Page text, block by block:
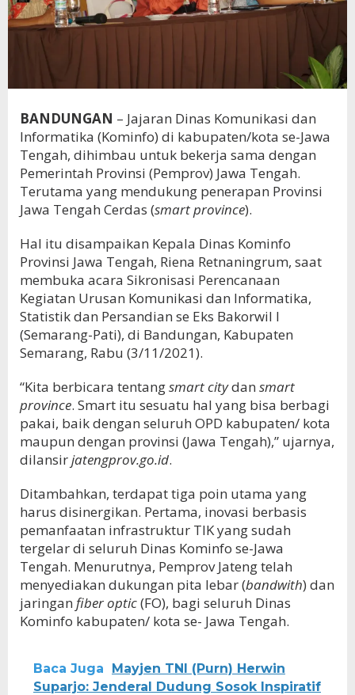
BANDUNGAN – Jajaran Dinas Komunikasi dan
Informatika (Kominfo) di kabupaten/kota se-Jawa
Tengah, dihimbau untuk bekerja sama dengan
Pemerintah Provinsi (Pemprov) Jawa Tengah.
Terutama yang mendukung penerapan Provinsi
Jawa Tengah Cerdas (smart province).
Hal itu disampaikan Kepala Dinas Kominfo
Provinsi Jawa Tengah, Riena Retnaningrum, saat
membuka acara Sikronisasi Perencanaan
Kegiatan Urusan Komunikasi dan Informatika,
Statistik dan Persandian se Eks Bakorwil I
(Semarang-Pati), di Bandungan, Kabupaten
Semarang, Rabu (3/11/2021).
“Kita berbicara tentangsmart citydan smart
province. Smart itu sesuatu hal yang bisa berbagi
pakai, baik dengan seluruh OPD kabupaten/ kota
maupun dengan provinsi (Jawa Tengah),” ujarnya,
dilansirjatengprov.go.id.
Ditambahkan, terdapat tiga poin utama yang
harus disinergikan. Pertama, inovasi berbasis
pemanfaatan infrastruktur TIK yang sudah
tergelar di seluruh Dinas Kominfo se-Jawa
Tengah. Menurutnya, Pemprov Jateng telah
menyediakan dukungan pita lebar (bandwith) dan
jaringan fiber optic(FO), bagi seluruh Dinas
Kominfo kabupaten/ kota se- Jawa Tengah.
Baca Juga
Mayjen TNI (Purn) Herwin
Suparjo: Jenderal Dudung Sosok Inspiratif